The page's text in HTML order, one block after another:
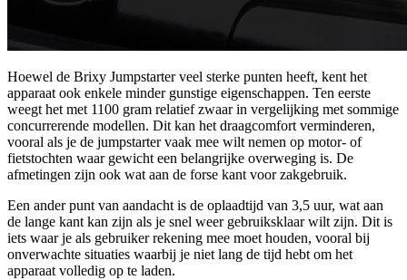
Hoewel de Brixy Jumpstarter veel sterke punten heeft, kent het
apparaat ook enkele minder gunstige eigenschappen. Ten eerste
weegt het met 1100 gram relatief zwaar in vergelijking met sommige
concurrerende modellen. Dit kan het draagcomfort verminderen,
vooral als je de jumpstarter vaak mee wilt nemen op motor- of
fietstochten waar gewicht een belangrijke overweging is. De
afmetingen zijn ook wat aan de forse kant voor zakgebruik.
Een ander punt van aandacht is de oplaadtijd van 3,5 uur, wat aan
de lange kant kan zijn als je snel weer gebruiksklaar wilt zijn. Dit is
iets waar je als gebruiker rekening mee moet houden, vooral bij
onverwachte situaties waarbij je niet lang de tijd hebt om het
apparaat volledig op te laden.